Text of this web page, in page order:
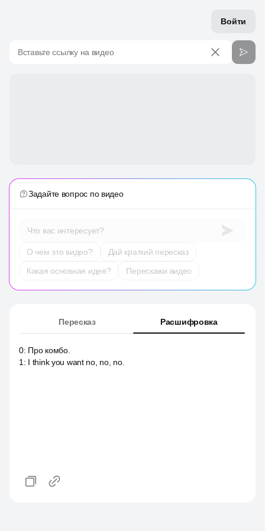
Войти
Вставьте ссылку на видео
Задайте вопрос по видео
Что вас интересует?
О чем это видео?
Дай краткий пересказ
Какая основная идея?
Перескажи видео
Пересказ Расшифровка
0: Про комбо.
1 : I think you want no, no, no.